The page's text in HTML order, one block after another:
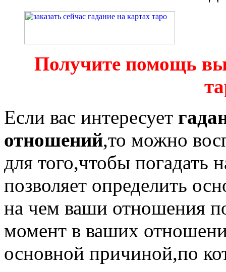
Получите помощь
Если вас интересует
отношений,то можно
для того,чтобы погадать
позволяет определить
на чем ваши отношения
момент в ваших
основной причиной,по